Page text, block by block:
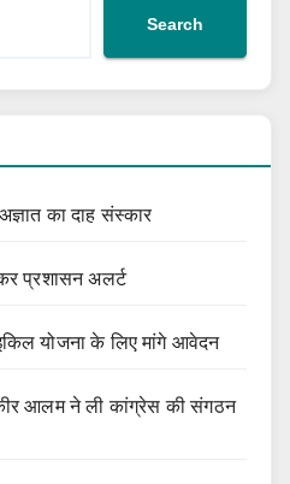
Search
का दाह संस्कार
प्रशासन अलर्ट
योजना के लिए मांगे आवेदन
आलम ने ली कांग्रेस की संगठन